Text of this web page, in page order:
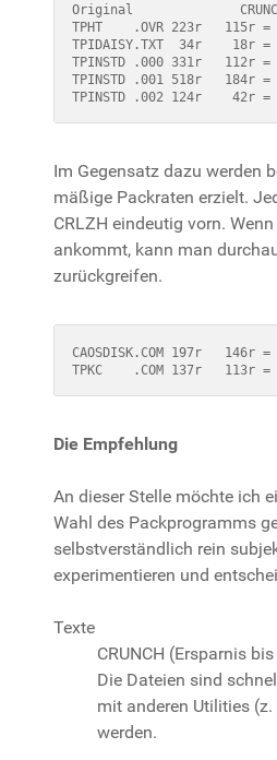
Original
TPHT    .OVR 223r   115r
TPIDAISY.TXT  34r    18r
TPINSTD .000 331r   112r
TPINSTD .001 518r   184r
TPINSTD .002 124r    42r
Im Gegensatz dazu werden
mäßige Packraten erzielt.
CRLZH eindeutig vorn.
ankommt, kann man
zurückgreifen.
CAOSDISK.COM 197r
TPKC    .COM 137r   113r
Die Empfehlung
An dieser Stelle möchte ich
Wahl des Packprogramms
selbstverständlich rein
experimentieren und
Texte
CRUNCH (Ersparnis
Die Dateien sind
mit anderen Utilities (z.
werden.